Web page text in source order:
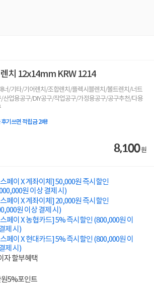
치 12x14mm KRW 1214
너/기타/기어렌치/조합렌치/플렉시블렌치/볼트렌치/너트
산업용공구/DIY공구/작업공구/가정용공구/공구추천/다용
기쓰면 적립금 2배!
8,100원
페이 X 계좌이체] 50,000원 즉시할인
원 이상 결제 시)
페이 X 계좌이체] 20,000원 즉시할인
원 이상 결제 시)
페이 X 농협카드] 5% 즉시할인 (800,000원 이
제 시)
페이 X 현대카드] 5% 즉시할인 (800,000원 이
제 시)
자 할부혜택
5%포인트